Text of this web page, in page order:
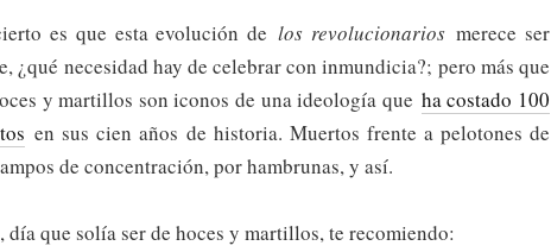
es que esta evolución delos revolucionarios merece ser
¿qué necesidad hay de celebrar con inmundicia?; pero más que
y martillos son iconos de una ideología que ha costado 100
en sus cien años de historia. Muertos frente a pelotones de
de concentración, por hambrunas, y así.
día que solía ser de hoces y martillos, te recomiendo: